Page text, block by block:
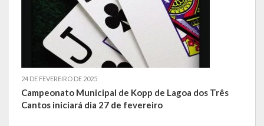
Servidor
Gestão Saúde – GOVBR
24 DE FEVEREIRO DE 2025
Campeonato Municipal de Kopp de Lagoa dos Três
Cantos iniciará dia 27 de fevereiro